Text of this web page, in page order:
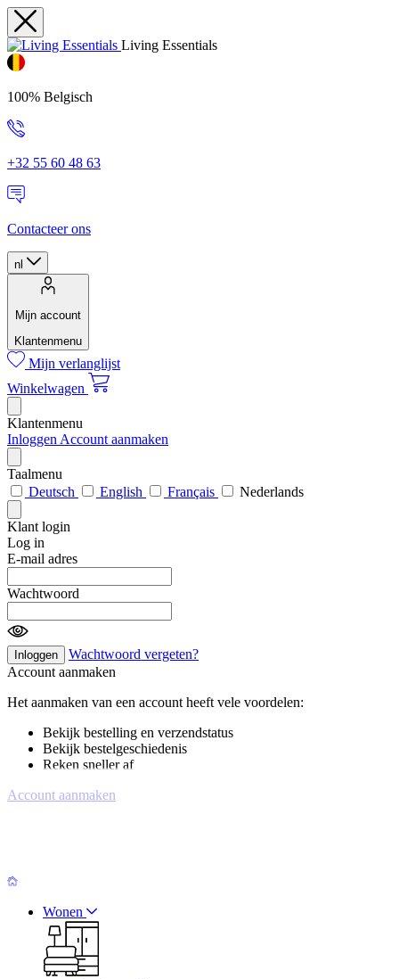
Living Essentials
100% Belgisch
+32 55 60 48 63
Contacteer ons
nl
Mijn account
Klantenmenu
Mijn verlanglijst
Winkelwagen
Klantenmenu
Inloggen Account aanmaken
Taalmenu
Deutsch
English Français Nederlands
Klant login
Log in
E-mail adres
Wachtwoord
Inloggen
Wachtwoord vergeten?
Account aanmaken
Het aanmaken van een account heeft vele voordelen:
Bekijk bestelling en verzendstatus
Bekijk bestelgeschiedenis
Reken sneller af
Account aanmaken
Wonen